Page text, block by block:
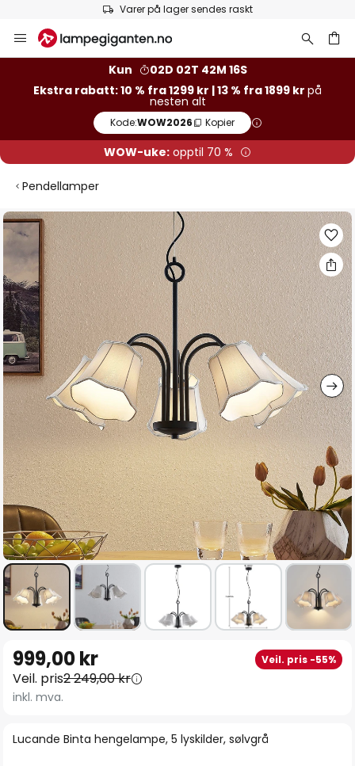
Varer på lager sendes raskt
Hopp
til
Kun
02D 02T 42M 16S
Ekstra rabatt: 10 % fra 1299 kr | 13 % fra 1899 kr på
nesten alt
Kode:WOW2026 Kopier
WOW-uke: opptil 70 %
Pendellamper
Gå
til
slutten
av
bildegalleri
begynnelsen
av
Lucande Binta hengelampe, 5 lyskilder, sølvgrå
999,00 kr Veil. pris -55%
Veil. pris2 249,00 kr
inkl. mva.